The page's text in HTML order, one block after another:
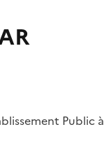
Public à